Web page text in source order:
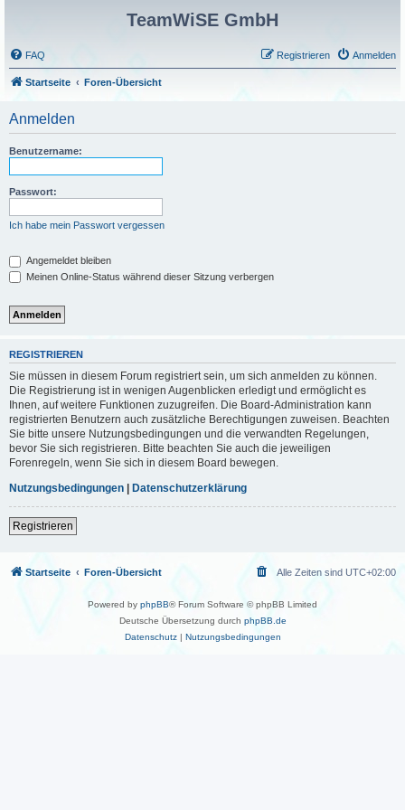
TeamWiSE GmbH
FAQ Anmelden
Registrieren
Startseite Foren-Übersicht
Anmelden
Benutzername:
Passwort:
Ich habe mein Passwort vergessen
Angemeldet bleiben
Meinen Online-Status während dieser Sitzung verbergen
REGISTRIEREN
Sie müssen in diesem Forum registriert sein, um sich anmelden zu können.
Die Registrierung ist in wenigen Augenblicken erledigt und ermöglicht es
Ihnen, auf weitere Funktionen zuzugreifen. Die Board-Administration kann
registrierten Benutzern auch zusätzliche Berechtigungen zuweisen. Beachten
Sie bitte unsere Nutzungsbedingungen und die verwandten Regelungen,
bevor Sie sich registrieren. Bitte beachten Sie auch die jeweiligen
Forenregeln, wenn Sie sich in diesem Board bewegen.
Nutzungsbedingungen | Datenschutzerklärung
Registrieren
Startseite Foren-Übersicht Alle Zeiten sind UTC+02:00
Powered by phpBB® Forum Software © phpBB Limited
Deutsche Übersetzung durch phpBB.de
Datenschutz| Nutzungsbedingungen